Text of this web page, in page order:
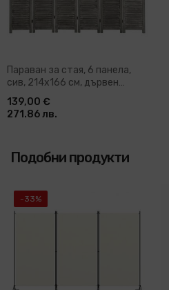
Параван за стая, 6 панела,
сив, 214x166 cм, дървен
масив
139,00 €
271.86 лв.
Подобни продукти
-33%